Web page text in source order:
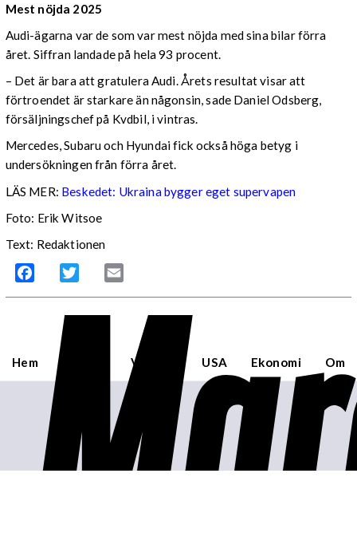
Mest nöjda 2025
Audi-ägarna var de som var mest nöjda med sina bilar förra
året. Siffran landade på hela 93 procent.
– Det är bara att gratulera Audi. Årets resultat visar att
förtroendet är starkare än någonsin, sade Daniel Odsberg,
försäljningschef på Kvdbil, i vintras.
Mercedes, Subaru och Hyundai fick också höga betyg i
undersökningen från förra året.
LÄS MER: Beskedet: Ukraina bygger eget supervapen
Foto: Erik Witsoe
Text: Redaktionen
Facebook Twitter
Hem Världen USA Ekonomi Om